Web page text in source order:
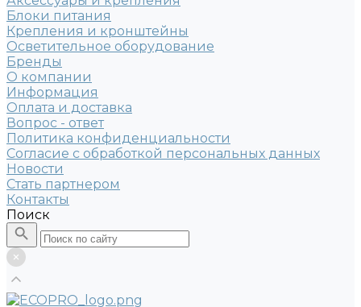
Блоки питания
Крепления и кронштейны
Осветительное оборудование
Бренды
О компании
Информация
Оплата и доставка
Вопрос - ответ
Политика конфиденциальности
Согласие с обработкой персональных данных
Новости
Стать партнером
Контакты
Поиск